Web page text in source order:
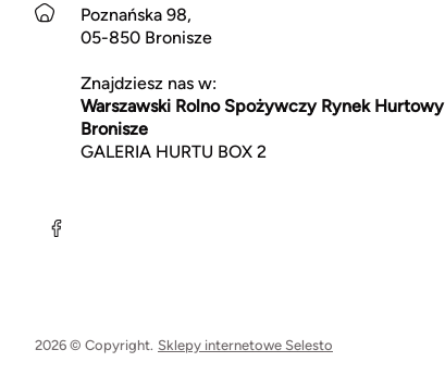
Poznańska 98,
05-850 Bronisze
Znajdziesz nas w:
Warszawski Rolno Spożywczy Rynek Hurtowy
Bronisze
GALERIA HURTU BOX 2
2026 © Copyright. Sklepy internetowe Selesto